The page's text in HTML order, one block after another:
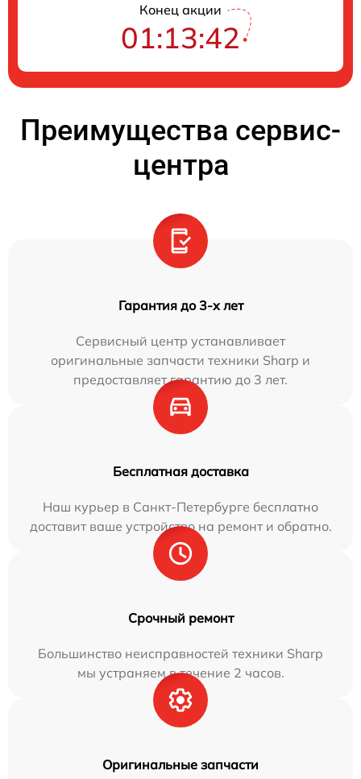
Конец акции
01:13:41
Преимущества сервис-
центра
Гарантия до 3-х лет
Сервисный центр устанавливает
оригинальные запчасти техники Sharp и
предоставляет гарантию до 3 лет.
Бесплатная доставка
Наш курьер в Санкт-Петербурге бесплатно
доставит ваше устройство на ремонт и обратно.
Срочный ремонт
Большинство неисправностей техники Sharp
мы устраняем в течение 2 часов.
Оригинальные запчасти